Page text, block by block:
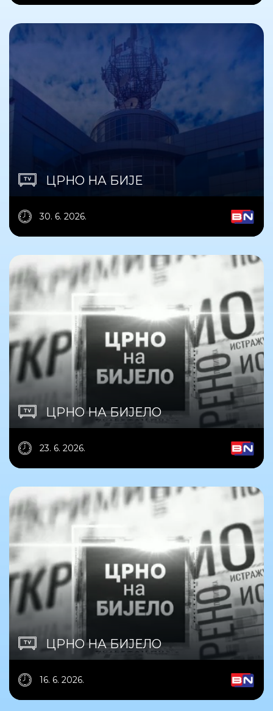
ЦРНО НА БИЈЕ
30. 6. 2026.
ЦРНО НА БИЈЕЛО
23. 6. 2026.
ЦРНО НА БИЈЕЛО
16. 6. 2026.